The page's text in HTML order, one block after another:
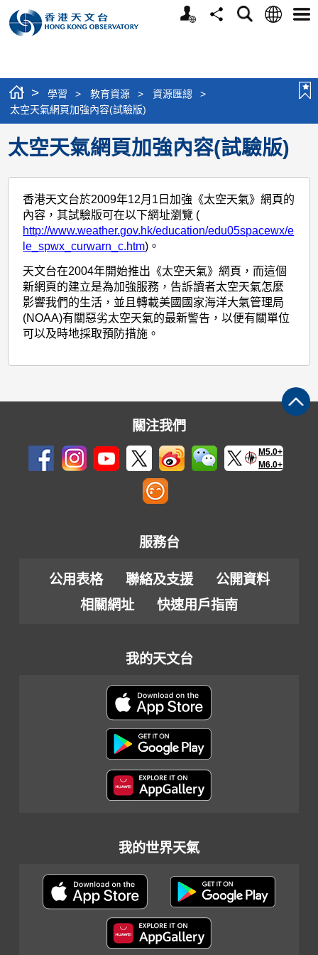
個
分
搜
語
選
> 學習 > 教育資源 > 資源匯總
>
太空天氣網頁加強內容(試驗版)
太空天氣網頁加強內容(試驗版)
香港天文台於2009年12月1日加強《太空天氣》網頁的
內容，其試驗版可在以下網址瀏覽 (
http://www.weather.gov.hk/education/edu05spacewx/e
le_spwx_curwarn_c.htm)。
天文台在2004年開始推出《太空天氣》網頁，而這個
新網頁的建立是為加強服務，告訴讀者太空天氣怎麼
影響我們的生活，並且轉載美國國家海洋大氣管理局
(NOAA)有關惡劣太空天氣的最新警告，以便有關單位
可以及時地採取預防措施。
關注我們
M5.0+
M6.0+
服務台
公用表格 聯絡及支援
公開資料
相關網址
快速用戶指南
我的天文台
我的世界天氣